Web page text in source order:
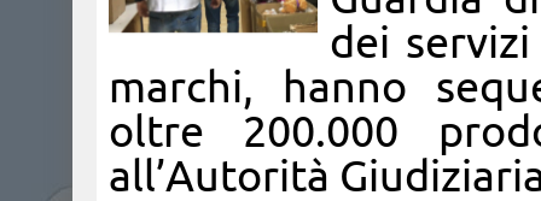
dei
marchi, hanno
oltre 200.000
all’Autorità